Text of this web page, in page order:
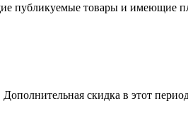
публикуемые товары и имеющие
скидка в этот период